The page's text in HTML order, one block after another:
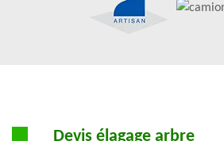
Devis élagage arbre